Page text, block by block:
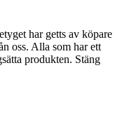
har getts av köpare
oss. Alla som har ett
produkten. Stäng